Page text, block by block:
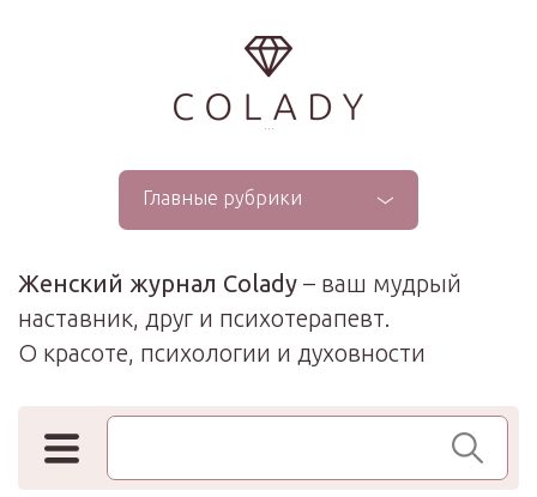
...
Главные рубрики
Женский журнал Colady – ваш мудрый
наставник, друг и психотерапевт.
О красоте, психологии и духовности
Поиск по сайту